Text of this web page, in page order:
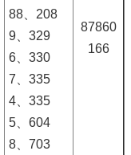
87860
166
88、208
9、329
6、330
7、335
4、335
5、604
8、703